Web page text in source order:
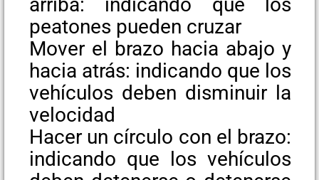
arriba: indicando que los
peatones pueden cruzar
Mover el brazo hacia abajo y
hacia atrás: indicando que los
vehículos deben disminuir la
velocidad
Hacer un círculo con el brazo:
indicando que los vehículos